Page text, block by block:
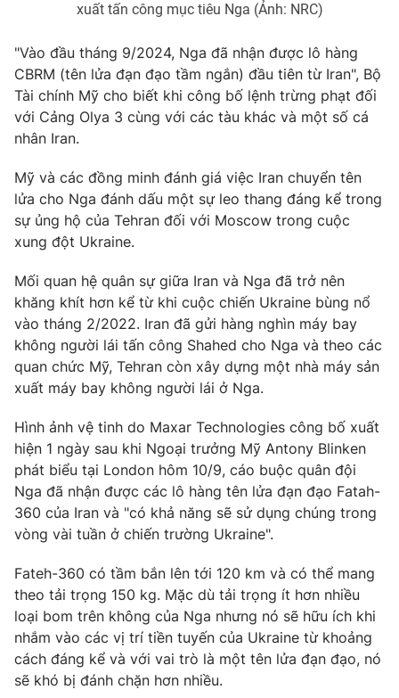
VTV Thể thao
VTV Sức khoẻ Bất động sản
Thị trường 24h Tấm lòng Việt
VTV4 Vươn mình bằng AI
VTV9 VTV8
Liên hệ tòa soạn English
THỜI BÁO VTV
Theo dõi báo trên
Cơ quan chủ quản:Đài Truyền hình Việt Nam
Cơ quan báo chí: Thời báo VTV
Giấy phép hoạt động báo in và báo điện tử số 483/GP-BTTTT
cấp ngày 29/12/2023
Tổng Biên tập:Vũ Thanh Thủy
Phó Tổng Biên tập:Nguyễn Thị Mỹ Hạnh, Phạm Quốc Thắng,
Nguyễn Trọng Ninh
Tổng đài VTV:024.38 355 931 - 024.38 355 932
Ðiện thoại Thời báo VTV:024.66 897 897
Email:toasoan@vtv.vn
xuất tấn công mục tiêu Nga (Ảnh: NRC)
"Vào đầu tháng 9/2024, Nga đã nhận được lô hàng
CBRM (tên lửa đạn đạo tầm ngắn) đầu tiên từ Iran", Bộ
Tài chính Mỹ cho biết khi công bố lệnh trừng phạt đối
với Cảng Olya 3 cùng với các tàu khác và một số cá
nhân Iran.
Mỹ và các đồng minh đánh giá việc Iran chuyển tên
lửa cho Nga đánh dấu một sự leo thang đáng kể trong
sự ủng hộ của Tehran đối với Moscow trong cuộc
xung đột Ukraine.
Mối quan hệ quân sự giữa Iran và Nga đã trở nên
khăng khít hơn kể từ khi cuộc chiến Ukraine bùng nổ
vào tháng 2/2022. Iran đã gửi hàng nghìn máy bay
không người lái tấn công Shahed cho Nga và theo các
quan chức Mỹ, Tehran còn xây dựng một nhà máy sản
xuất máy bay không người lái ở Nga.
Hình ảnh vệ tinh do Maxar Technologies công bố xuất
hiện 1 ngày sau khi Ngoại trưởng Mỹ Antony Blinken
phát biểu tại London hôm 10/9, cáo buộc quân đội
Nga đã nhận được các lô hàng tên lửa đạn đạo Fatah-
360 của Iran và "có khả năng sẽ sử dụng chúng trong
vòng vài tuần ở chiến trường Ukraine".
Fateh-360 có tầm bắn lên tới 120 km và có thể mang
theo tải trọng 150 kg. Mặc dù tải trọng ít hơn nhiều
loại bom trên không của Nga nhưng nó sẽ hữu ích khi
nhắm vào các vị trí tiền tuyến của Ukraine từ khoảng
cách đáng kể và với vai trò là một tên lửa đạn đạo, nó
sẽ khó bị đánh chặn hơn nhiều.